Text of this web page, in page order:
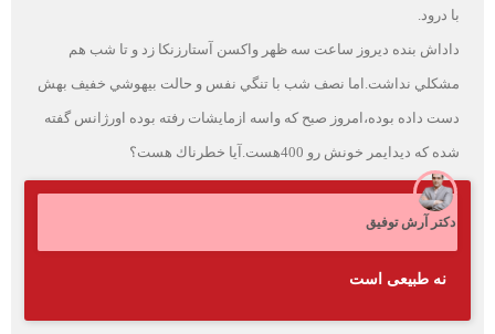
با درود.
داداش بنده ديروز ساعت سه ظهر واكسن آستارزنكا زد و تا شب هم
مشكلي نداشت.اما نصف شب با تنگي نفس و حالت بيهوشي خفيف بهش
دست داده بوده،امروز صبح كه واسه ازمايشات رفته بوده اورژانس گفته
شده كه ديدايمر خونش رو 400هست.آيا خطرناك هست؟
دکتر آرش توفیق
نه طبیعی است